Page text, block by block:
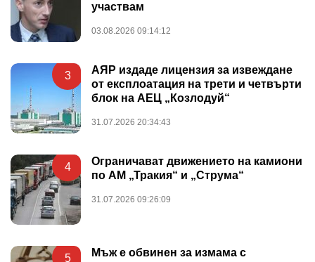
участвам
03.08.2026 09:14:12
3
АЯР издаде лицензия за извеждане
от експлоатация на трети и четвърти
блок на АЕЦ „Козлодуй“
31.07.2026 20:34:43
4
Ограничават движението на камиони
по АМ „Тракия“ и „Струма“
31.07.2026 09:26:09
5
Мъж е обвинен за измама с